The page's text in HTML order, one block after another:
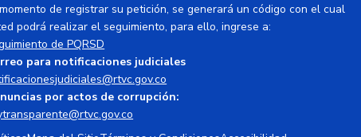
de registrar su petición, se generará un código con el cual
podrá realizar el seguimiento, para ello, ingrese a:
de PQRSD
para notificaciones judiciales
por actos de corrupción: